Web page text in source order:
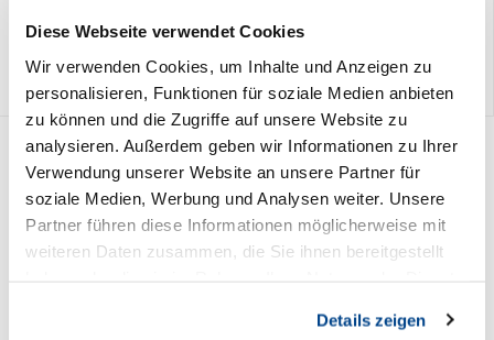
Diese Webseite verwendet Cookies
Wir verwenden Cookies, um Inhalte und Anzeigen zu
personalisieren, Funktionen für soziale Medien anbieten
zu können und die Zugriffe auf unsere Website zu
analysieren. Außerdem geben wir Informationen zu Ihrer
Verwendung unserer Website an unsere Partner für
soziale Medien, Werbung und Analysen weiter. Unsere
Partner führen diese Informationen möglicherweise mit
weiteren Daten zusammen, die Sie ihnen bereitgestellt
Cookies, wenn Sie unsere Webseite weiterhin nutzen.
Details zeigen
3,90 €